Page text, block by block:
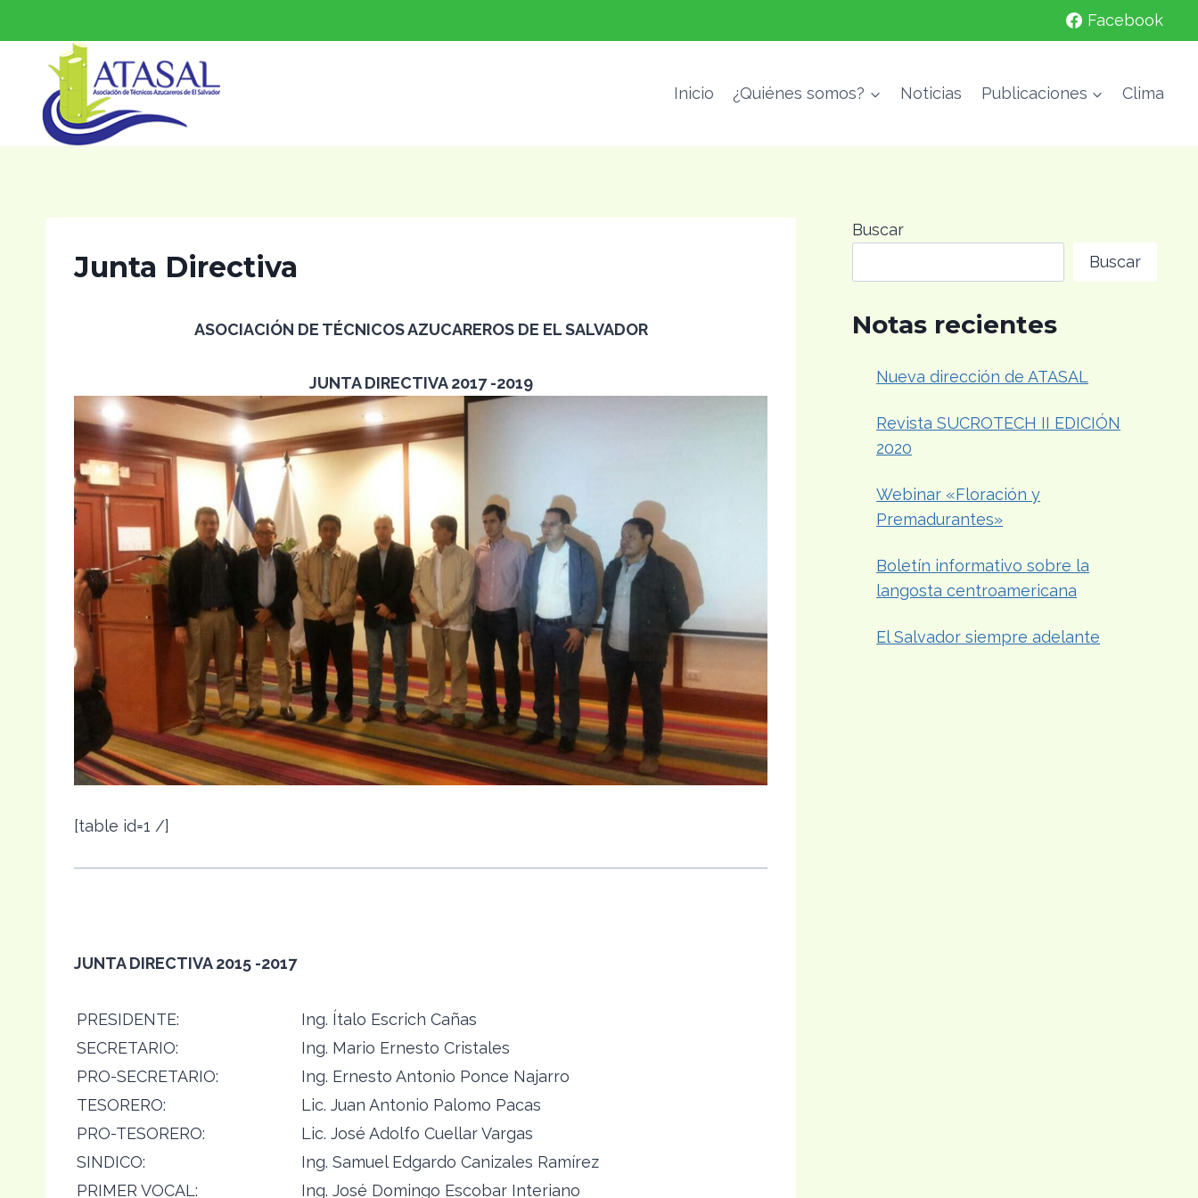
contenido
Facebook
Inicio ¿Quiénes somos? Noticias Publicaciones Clima
Junta Directiva
ASOCIACIÓN DE TÉCNICOS AZUCAREROS DE EL SALVADOR
JUNTA DIRECTIVA 2017 -2019
[table id=1 /]
JUNTA DIRECTIVA 2015 -2017
PRESIDENTE:
Ing. Ítalo Escrich Cañas
SECRETARIO:
Ing. Mario Ernesto Cristales
PRO-SECRETARIO:
Ing. Ernesto Antonio Ponce Najarro
TESORERO:
Lic. Juan Antonio Palomo Pacas
PRO-TESORERO:
Lic. José Adolfo Cuellar Vargas
SINDICO:
Ing. Samuel Edgardo Canizales Ramírez
PRIMER VOCAL:
Ing. José Domingo Escobar Interiano
Buscar
Buscar
Notas recientes
Nueva dirección de ATASAL
Revista SUCROTECH II EDICIÓN
2020
Webinar «Floración y
Premadurantes»
Boletín informativo sobre la
langosta centroamericana
El Salvador siempre adelante